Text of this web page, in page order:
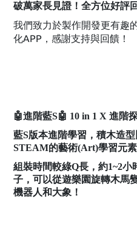
破萬家長見證！全方位好評
我們致力於製作開發更有趣
化APP，感謝支持與回饋！
🤖進階藍S🤖 10 in 1 X 進階
藍S版本進階學習，積木造
STEAM的藝術(Art)學習元素
組裝時間較綠Q長，約1~2
子，可以從遊樂園旋轉木馬
機器人和大象！